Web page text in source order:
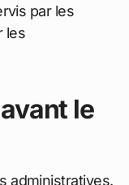
par les
les
le
administratives.